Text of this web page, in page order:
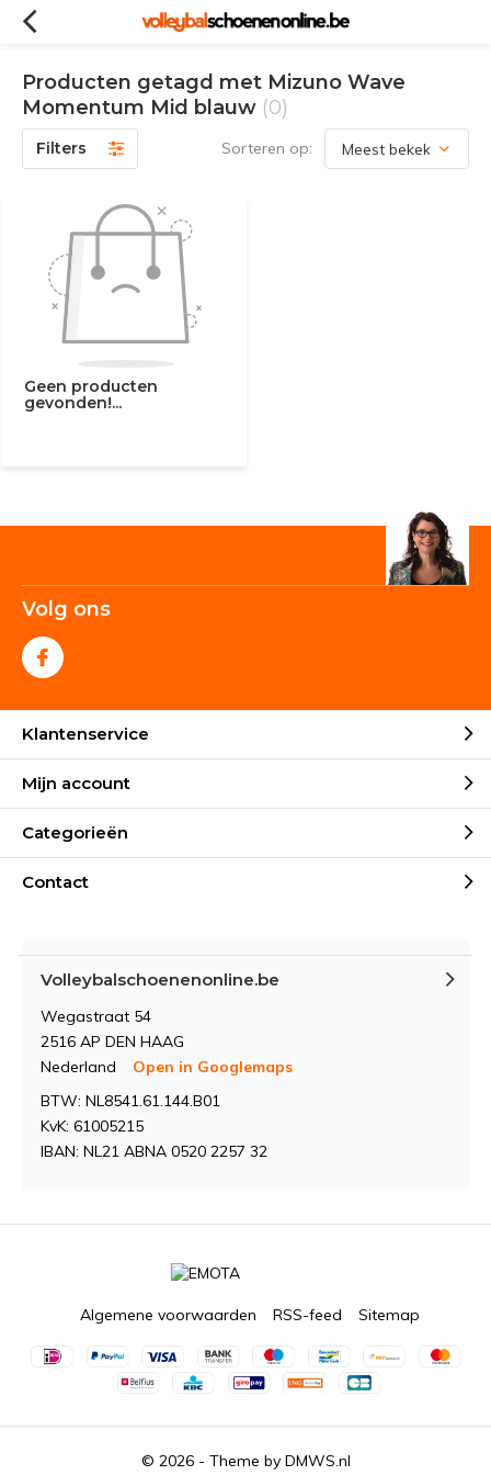
Producten getagd met Mizuno Wave
Momentum Mid blauw (0)
Filters Sorteren op:
Geen producten
gevonden!...
Volg ons
Klantenservice
Mijn account
Categorieën
Contact
Volleybalschoenenonline.be
Wegastraat 54
2516 AP DEN HAAG
Nederland
Open in Googlemaps
BTW: NL8541.61.144.B01
KvK: 61005215
IBAN: NL21 ABNA 0520 2257 32
© 2026 - Theme by DMWS.nl
Algemene voorwaarden RSS-feed Sitemap